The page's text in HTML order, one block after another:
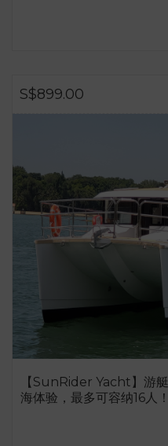
S$899.00
【SunRider Yacht】游
海体验，最多可容纳16人！